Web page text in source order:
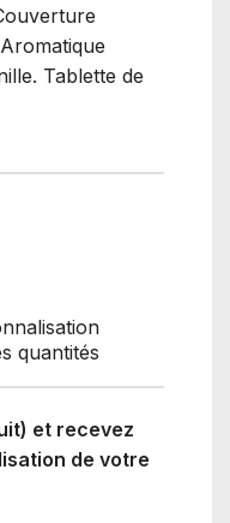
Tablette de
quantités
et recevez
de votre